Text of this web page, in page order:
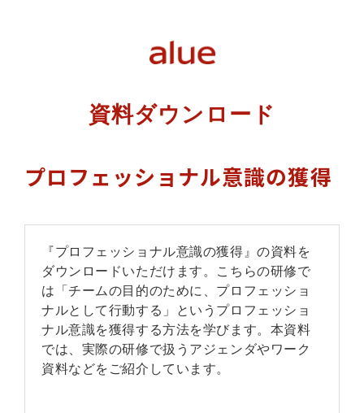
資料ダウンロード
プロフェッショナル意識の獲得
『プロフェッショナル意識の獲得』の資料を
ダウンロードいただけます。こちらの研修で
は「チームの目的のために、プロフェッショ
ナルとして行動する」というプロフェッショ
ナル意識を獲得する方法を学びます。本資料
では、実際の研修で扱うアジェンダやワーク
資料などをご紹介しています。